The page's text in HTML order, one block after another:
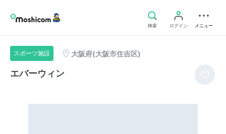
検索 ログイン メニュー
スポーツ施設 大阪府(大阪市住吉区)
エバーウィン